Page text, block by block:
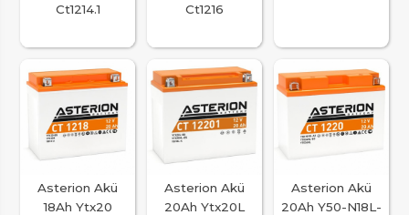
Ct1214.1
Ct1216
Asterion Akü
18Ah Ytx20
Asterion Akü
20Ah Ytx20L
Asterion Akü
20Ah Y50-N18L-